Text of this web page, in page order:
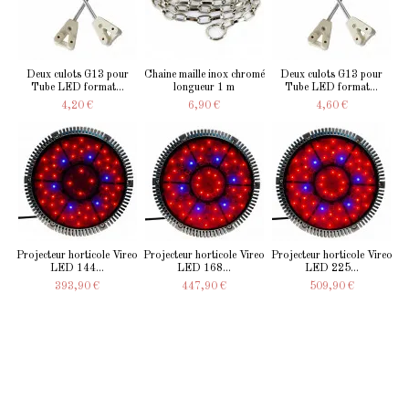
Deux culots G13 pour
Tube LED format...
4,20 €
Chaine maille inox chromé
longueur 1 m
6,90 €
Deux culots G13 pour
Tube LED format...
4,60 €
Projecteur horticole Vireo
LED 144...
393,90 €
Projecteur horticole Vireo
LED 168...
447,90 €
Projecteur horticole Vireo
LED 225...
509,90 €